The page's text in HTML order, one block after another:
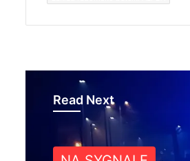
Read Next